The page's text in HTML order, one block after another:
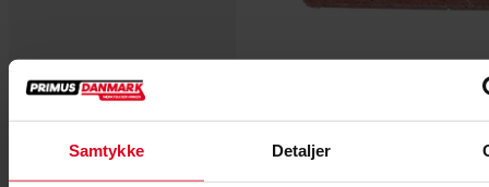
Samtykke Detaljer
 
Tilføj til kurv